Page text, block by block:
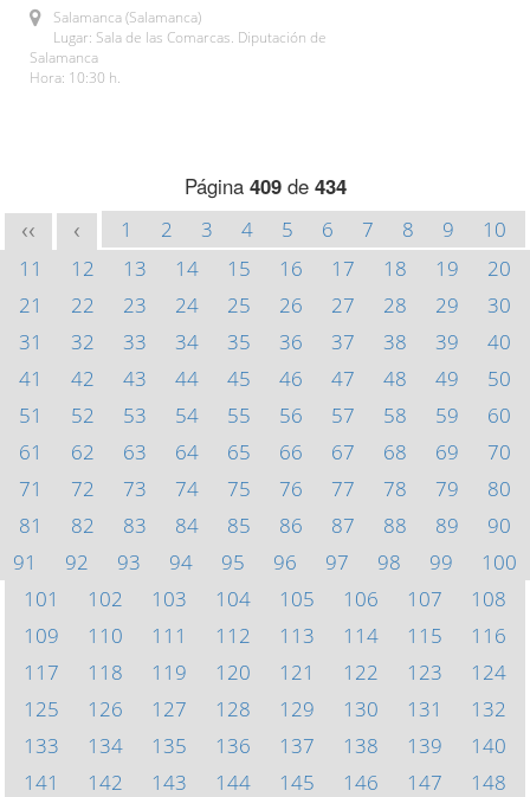
Salamanca (Salamanca)
Lugar: Sala de las Comarcas. Diputación de
Salamanca
Hora: 10:30 h.
Página 409de 434
<< < 1 2 3 4 5 6 7 8 9
10
11
12 13 14 15 16 17 18 19
20
21
22 23 24 25 26 27 28 29
30
31
32 33 34 35 36 37 38 39
40
41
42 43 44 45 46 47 48 49
50
51
52 53 54 55 56 57 58 59
60
61
62 63 64 65 66 67 68 69
70
71
72 73 74 75 76 77 78 79
80
81
82 83 84 85 86 87 88 89
90
91
92 93 94 95 96 97 98 99
100
101
102 103 104 105 106 107
108
109
110 111 112 113 114 115
116
117
118 119 120 121 122 123
124
125
126 127 128 129 130 131
132
133
134 135 136 137 138 139
140
141
142 143 144 145 146 147
148